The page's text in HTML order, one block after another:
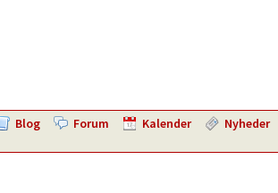
Blog Forum Kalender Nyheder